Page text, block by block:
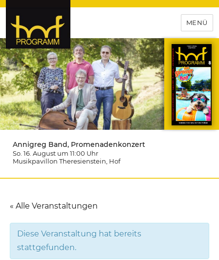
hof-programm – das
Veranstaltungsportal für
Hochfranken
MENÜ
Annigreg Band, Promenadenkonzert
So. 16. August um 11:00 Uhr
Musikpavillon Theresienstein , Hof
« Alle Veranstaltungen
Diese Veranstaltung hat bereits
stattgefunden.